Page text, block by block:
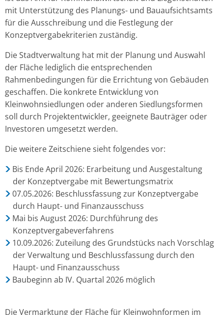
mit Unterstützung des Planungs- und Bauaufsichtsamts
für die Ausschreibung und die Festlegung der
Konzeptvergabekriterien zuständig.
Die Stadtverwaltung hat mit der Planung und Auswahl
der Fläche lediglich die entsprechenden
Rahmenbedingungen für die Errichtung von Gebäuden
geschaffen. Die konkrete Entwicklung von
Kleinwohnsiedlungen oder anderen Siedlungsformen
soll durch Projektentwickler, geeignete Bauträger oder
Investoren umgesetzt werden.
Die weitere Zeitschiene sieht folgendes vor:
Bis Ende April 2026: Erarbeitung und Ausgestaltung
der Konzeptvergabe mit Bewertungsmatrix
07.05.2026: Beschlussfassung zur Konzeptvergabe
durch Haupt- und Finanzausschuss
Mai bis August 2026: Durchführung des
Konzeptvergabeverfahrens
10.09.2026: Zuteilung des Grundstücks nach Vorschlag
der Verwaltung und Beschlussfassung durch den
Haupt- und Finanzausschuss
Baubeginn ab IV. Quartal 2026 möglich
Die Vermarktung der Fläche für Kleinwohnformen im